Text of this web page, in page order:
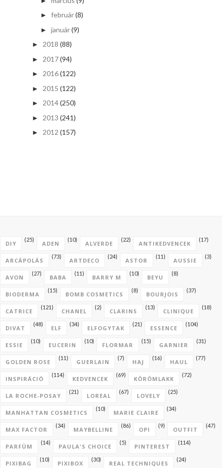
► február(8)
► január(9)
► 2018 (88)
► 2017(94)
► 2016(122)
► 2015 (122)
► 2014(250)
► 2013 (241)
► 2012 (157)
DIY
(25)
ADEN
(10)
ALVERDE
(22)
ANTIKEDVENCEK
(17)
ARCÁPOLÁS
(73)
ARTDECO
(24)
ASTOR
(11)
AUSSIE
(3)
AVON
(27)
BABA
(11)
BARRY M
(10)
BEYU
(8)
BIODERMA
(15)
BOMB COSMETICS
(8)
BOURJOIS
(37)
CATRICE
(121)
CHANEL
(2)
CLARINS
(13)
CLINIQUE
(18)
DIVAT
(48)
ELF
(34)
ELFOGYTAK
(21)
ESSENCE
(104)
ESSIE
(10)
EUCERIN
(10)
FLORMAR
(15)
GARNIER
(31)
GOLDEN ROSE
(11)
GUERLAIN
(7)
HAJ
(16)
HAUL
(77)
INSPIRÁCIÓ
(114)
KEDVENCEK
(69)
KÖRÖMLAKK
(72)
LA ROCHE-POSAY
(21)
LOREAL
(67)
LOVELY
(25)
MANHATTAN COSMETICS
(10)
MARIE CLAIRE
(34)
MAX FACTOR
(34)
MAYBELLINE
(86)
OPI
(9)
OUTFIT
(47)
PARFÜM
(14)
PAULA'S CHOICE
(5)
PINTEREST
(114)
PIXIBAG
(10)
PIXIBOX
(30)
REAL TECHNIQUES
(24)